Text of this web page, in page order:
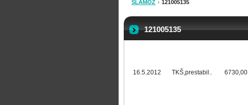
FAKTÚRY 2026
SLAMOZ 121005135
121005135
16.5.2012 TKŠ,prestabil.. 6730,00